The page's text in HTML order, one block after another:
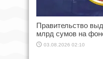
Правительство
млрд сумов на
03.08.2026 02:10